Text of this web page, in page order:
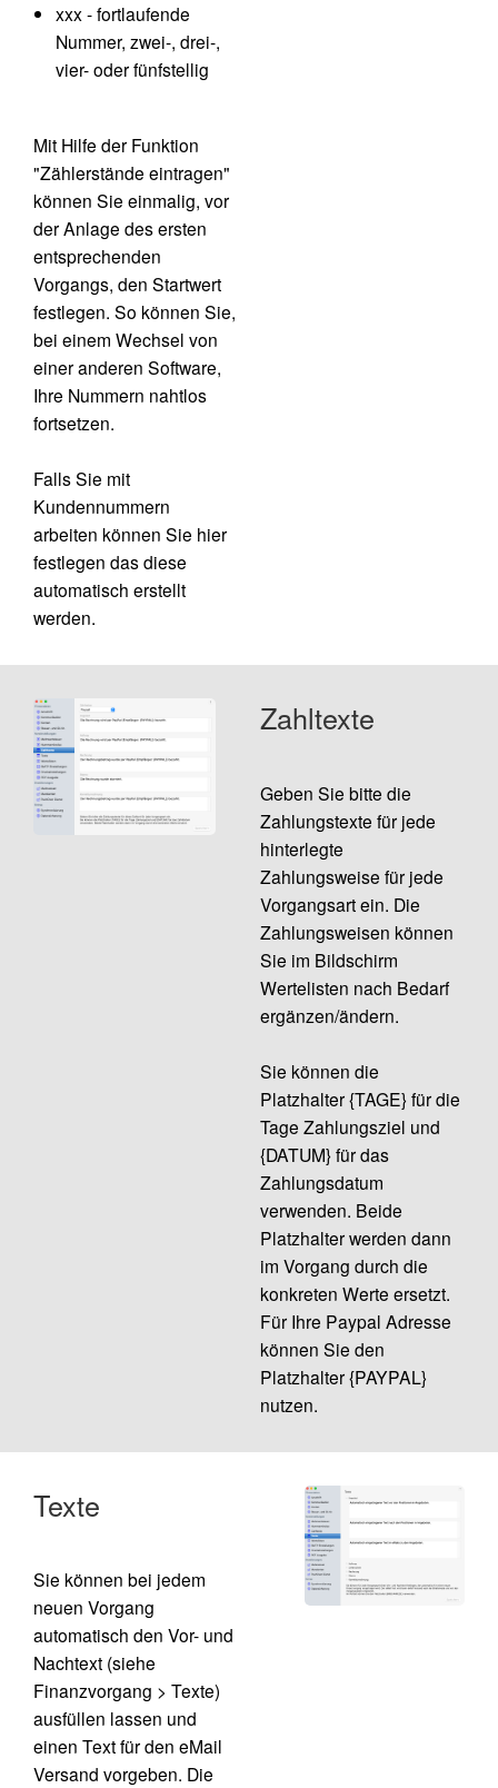
xxx - fortlaufende
Nummer, zwei-, drei-,
vier- oder fünfstellig
Mit Hilfe der Funktion
"Zählerstände eintragen"
können Sie einmalig, vor
der Anlage des ersten
entsprechenden
Vorgangs, den Startwert
festlegen. So können Sie,
bei einem Wechsel von
einer anderen Software,
Ihre Nummern nahtlos
fortsetzen.
Falls Sie mit
Kundennummern
arbeiten können Sie hier
festlegen das diese
automatisch erstellt
werden.
Zahltexte
Geben Sie bitte die
Zahlungstexte für jede
hinterlegte
Zahlungsweise für jede
Vorgangsart ein. Die
Zahlungsweisen können
Sie im Bildschirm
Wertelisten nach Bedarf
ergänzen/ändern.
Sie können die
Platzhalter {TAGE} für die
Tage Zahlungsziel und
{DATUM} für das
Zahlungsdatum
verwenden. Beide
Platzhalter werden dann
im Vorgang durch die
konkreten Werte ersetzt.
Für Ihre Paypal Adresse
können Sie den
Platzhalter {PAYPAL}
nutzen.
Texte
Sie können bei jedem
neuen Vorgang
automatisch den Vor- und
Nachtext (siehe
Finanzvorgang > Texte)
ausfüllen lassen und
einen Text für den eMail
Versand vorgeben. Die